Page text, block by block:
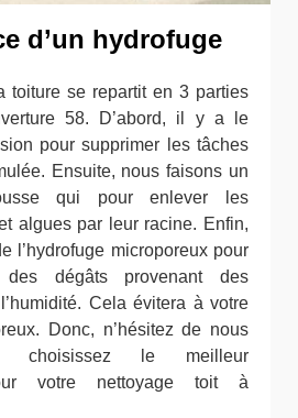
d’un hydrofuge
toiture se repartit en 3 parties
58. D’abord, il y a le
pour supprimer les tâches
Ensuite, nous faisons un
qui pour enlever les
algues par leur racine. Enfin,
l’hydrofuge microporeux pour
dégâts provenant des
Cela évitera à votre
Donc, n’hésitez de nous
choisissez le meilleur
votre nettoyage toit à